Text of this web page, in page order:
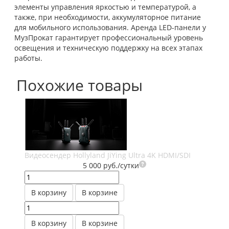
элементы управления яркостью и температурой, а
также, при необходимости, аккумуляторное питание
для мобильного использования. Аренда LED-панели у
МузПрокат гарантирует профессиональный уровень
освещения и техническую поддержку на всех этапах
работы.
Похожие товары
Видеосендер Hollyland JiYing Ultra 4K HDMI/SDI
5 000 руб./сутки
В корзину В корзине
В корзину В корзине